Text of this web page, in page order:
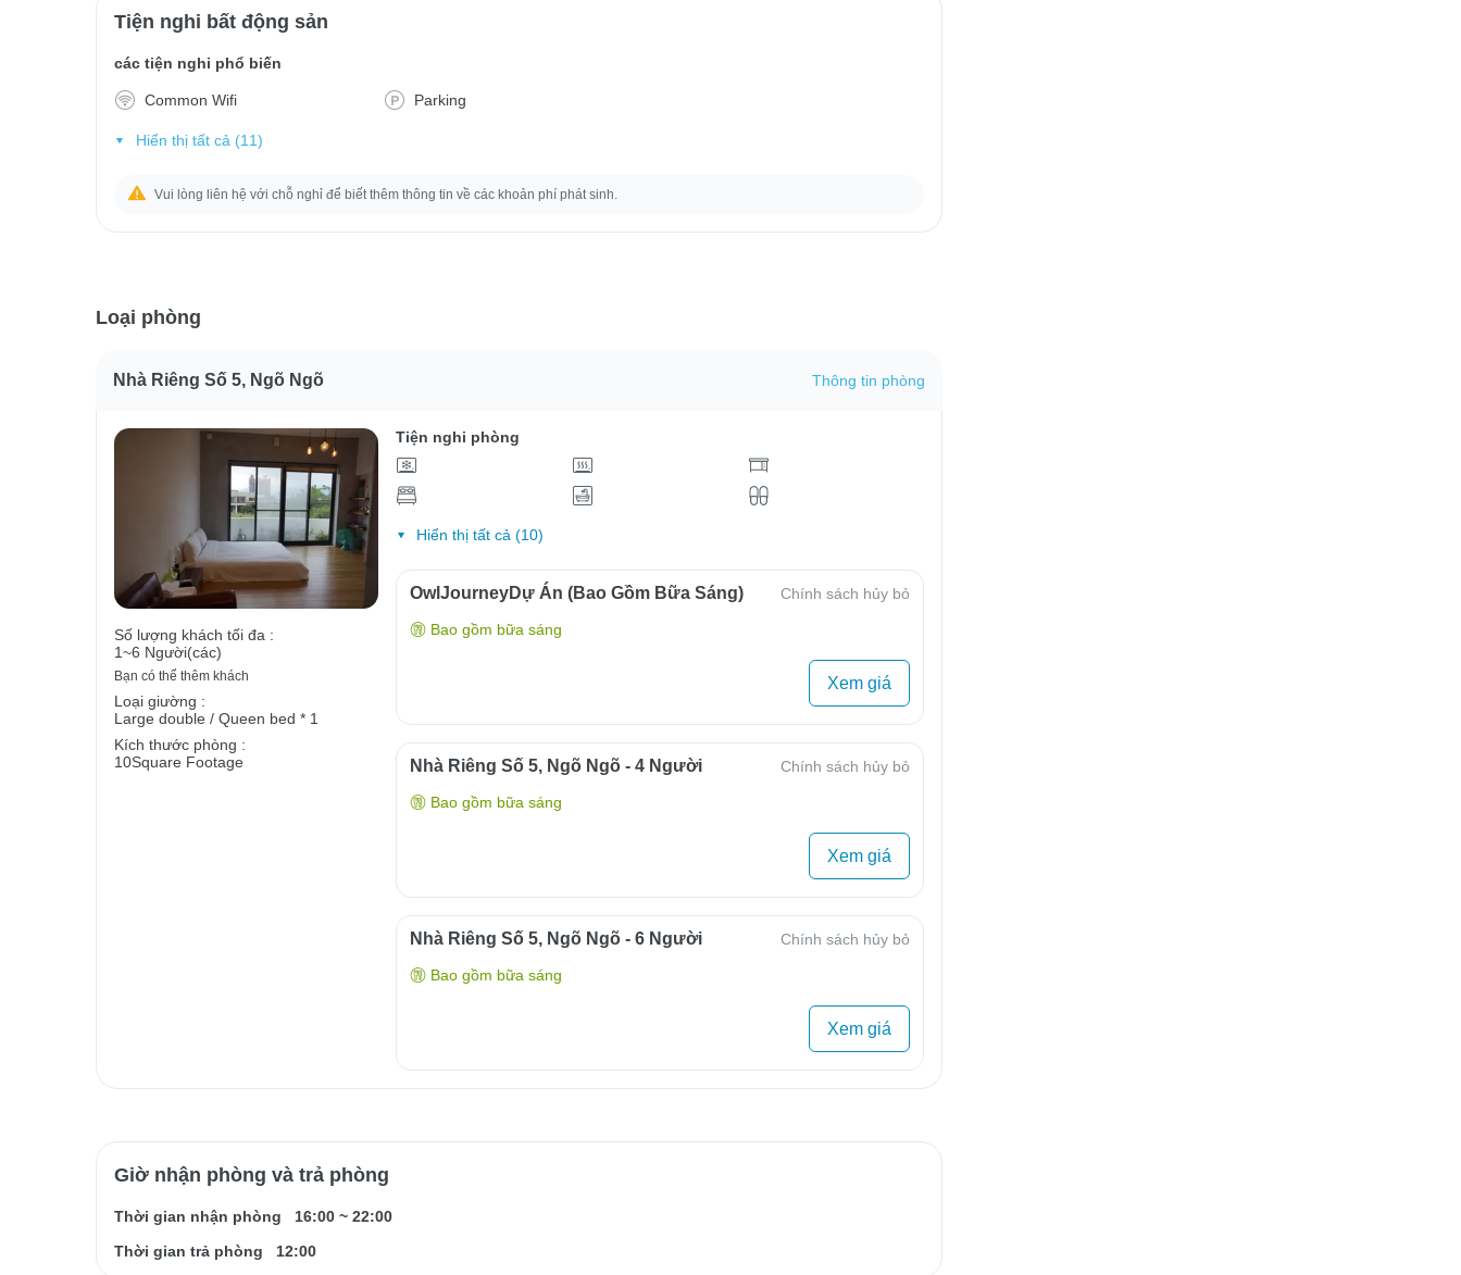
Tiện nghi bất động sản
các tiện nghi phổ biến
Common Wifi Parking
Hiển thị tất cả (11)
Vui lòng liên hệ với chỗ nghỉ để biết thêm thông tin về các khoản phí phát sinh.
Loại phòng
Nhà Riêng Số 5, Ngõ Ngõ Thông tin phòng
Số lượng khách tối đa :
1~6 Người(các)
Bạn có thể thêm khách
Loại giường :
Large double / Queen bed * 1
Kích thước phòng :
10Square Footage
Tiện nghi phòng
Hiển thị tất cả (10)
OwlJourneyDự Án (Bao Gồm Bữa Sáng) Chính sách hủy bỏ
Bao gồm bữa sáng
Xem giá
Nhà Riêng Số 5, Ngõ Ngõ - 4 Người Chính sách hủy bỏ
Bao gồm bữa sáng
Xem giá
Nhà Riêng Số 5, Ngõ Ngõ - 6 Người Chính sách hủy bỏ
Bao gồm bữa sáng
Xem giá
Giờ nhận phòng và trả phòng
Thời gian nhận phòng 16:00 ~ 22:00
Thời gian trả phòng
12:00